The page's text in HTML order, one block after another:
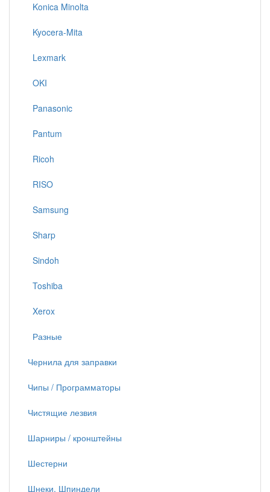
Konica Minolta
Kyocera-Mita
Lexmark
OKI
Panasonic
Pantum
Ricoh
RISO
Samsung
Sharp
Sindoh
Toshiba
Xerox
Разные
Чернила для заправки
Чипы / Программаторы
Чистящие лезвия
Шарниры / кронштейны
Шестерни
Шнеки, Шпиндели